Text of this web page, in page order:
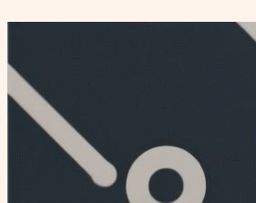
Перейти
содержимому